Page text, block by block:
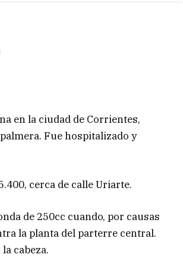
en la ciudad de Corrientes,
Fue hospitalizado y
cerca de calle Uriarte.
de 250cc cuando, por causas
la planta del parterre central.
cabeza.